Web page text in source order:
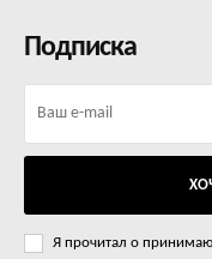
Подписка
Я прочитал о принимаю